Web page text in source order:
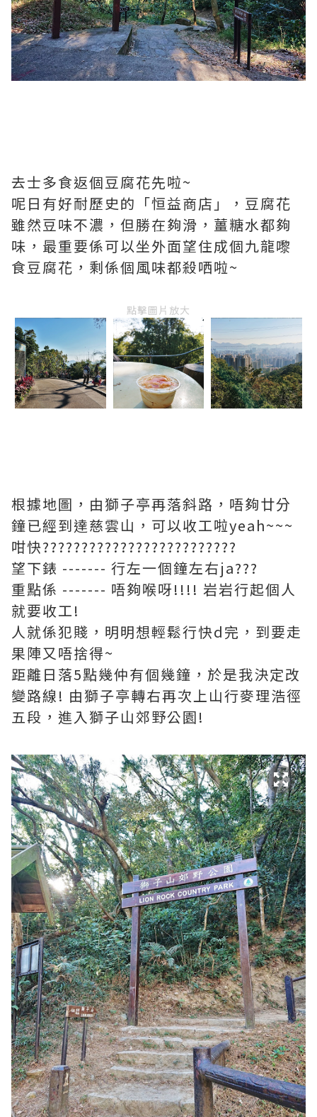
去士多食返個豆腐花先啦~
呢日有好耐歷史的「恒益商店」，豆腐花
雖然豆味不濃，但勝在夠滑，薑糖水都夠
味，最重要係可以坐外面望住成個九龍嚟
食豆腐花，剩係個風味都殺哂啦~
點擊圖片放大
根據地圖，由獅子亭再落斜路，唔夠廿分
鐘已經到達慈雲山，可以收工啦yeah~~~
咁快?????????????????????????
望下錶 ------- 行左一個鐘左右ja???
重點係 ------- 唔夠喉呀!!!! 岩岩行起個人
就要收工!
人就係犯賤，明明想輕鬆行快d完，到要走
果陣又唔捨得~
距離日落5點幾仲有個幾鐘，於是我決定改
變路線! 由獅子亭轉右再次上山行麥理浩徑
五段，進入獅子山郊野公園!